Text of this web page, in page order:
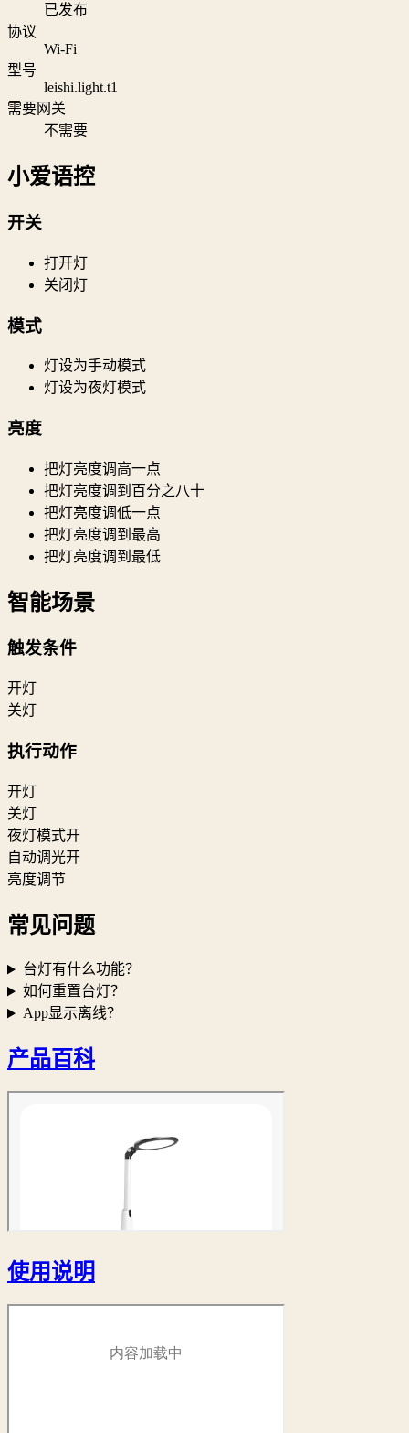
已发布
协议
Wi‑Fi
型号
leishi.light.t1
需要网关
不需要
小爱语控
开关
打开灯
关闭灯
模式
灯设为手动模式
灯设为夜灯模式
亮度
把灯亮度调高一点
把灯亮度调到百分之八十
把灯亮度调低一点
把灯亮度调到最高
把灯亮度调到最低
智能场景
触发条件
开灯
关灯
执行动作
开灯
关灯
夜灯模式开
自动调光开
亮度调节
常见问题
台灯有什么功能？
如何重置台灯？
App显示离线？
产品百科
使用说明